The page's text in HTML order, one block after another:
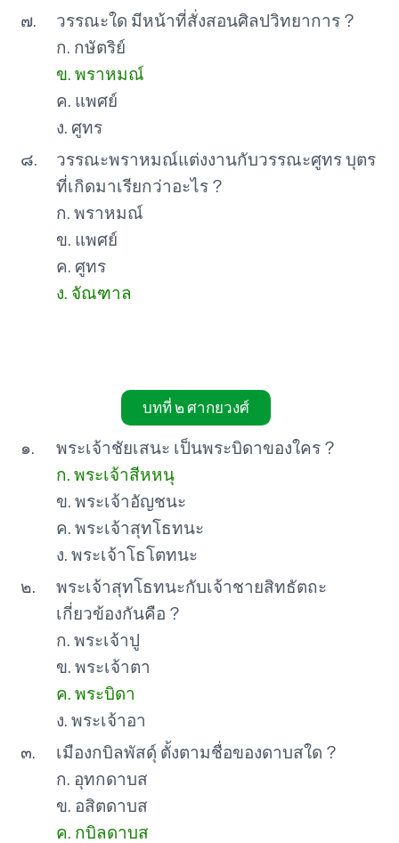
๗.
วรรณะใด มีหน้าที่สั่งสอนศิลปวิทยาการ ?
ก. กษัตริย์
ข. พราหมณ์
ค. แพศย์
ง. ศูทร
๘.
วรรณะพราหมณ์แต่งงานกับวรรณะศูทร บุตร
ที่เกิดมาเรียกว่าอะไร ?
ก. พราหมณ์
ข. แพศย์
ค. ศูทร
ง. จัณฑาล
บทที่ ๒ ศากยวงศ์
๑.
พระเจ้าชัยเสนะ เป็นพระบิดาของใคร ?
ก. พระเจ้าสีหหนุ
ข. พระเจ้าอัญชนะ
ค. พระเจ้าสุทโธทนะ
ง. พระเจ้าโธโตทนะ
๒.
พระเจ้าสุทโธทนะกับเจ้าชายสิทธัตถะ
เกี่ยวข้องกันคือ ?
ก. พระเจ้าปู
ข. พระเจ้าตา
ค. พระบิดา
ง. พระเจ้าอา
๓.
เมืองกบิลพัสดุ์ ตั้งตามชื่อของดาบสใด ?
ก. อุทกดาบส
ข. อสิตดาบส
ค. กบิลดาบส